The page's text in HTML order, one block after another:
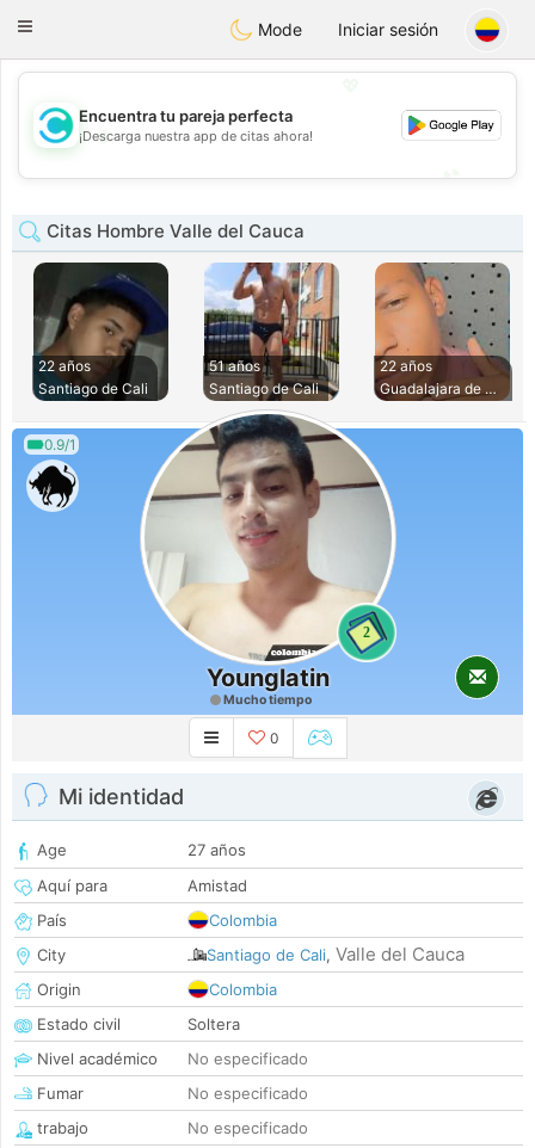
olombiaCitas
Toggle
Mode Iniciar sesión
💖
💕
Encuentra tu pareja perfecta
¡Descarga nuestra app de citas ahora!
Citas Hombre Valle del Cauca
22 años
Santiago de Cali
51 años
Santiago de Cali
22 años
Guadalajara de Bug
0.9/1
2
Younglatin
Mucho tiempo
0
Mi identidad
Age
27 años
Aquí para
Amistad
País
Colombia
City
Santiago de Cali, Valle del Cauca
Origin
Colombia
Estado civil
Soltera
Nivel académico
No especificado
Fumar
No especificado
trabajo
No especificado